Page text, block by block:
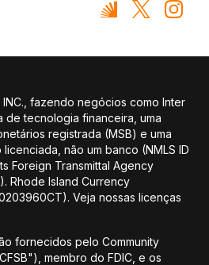
INC., fazendo negócios como Inter
de tecnologia financeira, uma
registrada (MSB) e uma
não um banco (NMLS ID
Foreign Transmittal Agency
Rhode Island Currency
Veja nossas licenças
fornecidos pelo Community
membro do FDIC, e os